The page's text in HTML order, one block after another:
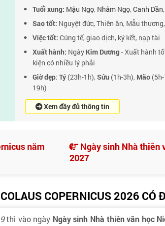
Tuổi xung: Mậu Ngọ, Nhâm Ngọ,Canh Dần,
Sao tốt: Nguyệt đức, Thiên ân, Mẫu
Việc tốt: Cúng tế, giao dịch, ký kết, nạp tài
Xuất hành: Ngày Kim Dương - Xuất hành
kiện có nhiều lý phải
Giờ đẹp: Tý (23h-1h),Sửu (1h-3h), Mão
19h)
Xem đầy đủ thông tin
năm
Ngày sinh Nhà thiên
2027
COPERNICUS 2026 CÓ
thì vào ngày Ngày sinh Nhà thiên văn học